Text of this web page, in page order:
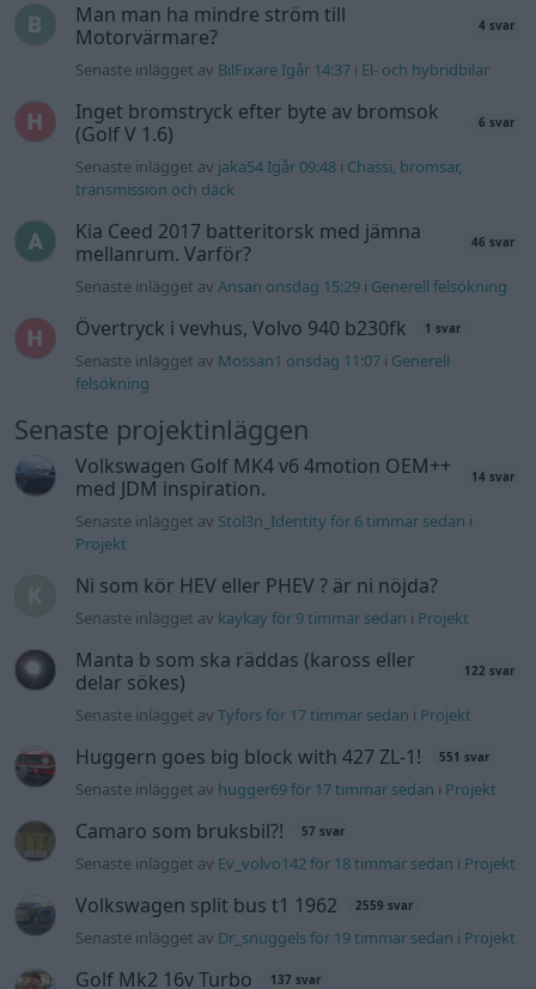
Man man ha mindre ström till
Motorvärmare?
4 svar
Senaste inlägget av BilFixare Igår 14:37 i El- och hybridbilar
Inget bromstryck efter byte av bromsok
(Golf V 1.6)
6 svar
Senaste inlägget av jaka54 Igår 09:48 i Chassi, bromsar,
transmission och däck
Kia Ceed 2017 batteritorsk med jämna
mellanrum. Varför?
46 svar
Senaste inlägget av Ansan onsdag 15:29 i Generell felsökning
Övertryck i vevhus, Volvo 940 b230fk 1 svar
Senaste inlägget av Mossan1 onsdag 11:07 i Generell
felsökning
Senaste projektinläggen
Volkswagen Golf MK4 v6 4motion OEM++
med JDM inspiration.
14 svar
Senaste inlägget av Stol3n_Identity för 6 timmar sedan i
Projekt
Ni som kör HEV eller PHEV ? är ni nöjda?
Senaste inlägget av kaykay för 9 timmar sedan i Projekt
Manta b som ska räddas (kaross eller
delar sökes)
122 svar
Senaste inlägget avTyfors för 17 timmar sedan i Projekt
Huggern goes big block with 427 ZL-1! 551 svar
Senaste inlägget av hugger69 för 17 timmar sedan i Projekt
Camaro som bruksbil?! 57 svar
Senaste inlägget av Ev_volvo142 för 18 timmar sedan i Projekt
Volkswagen split bus t1 1962 2559 svar
Senaste inlägget av Dr_snuggels för 19 timmar sedan i Projekt
Golf Mk2 16v Turbo 137 svar